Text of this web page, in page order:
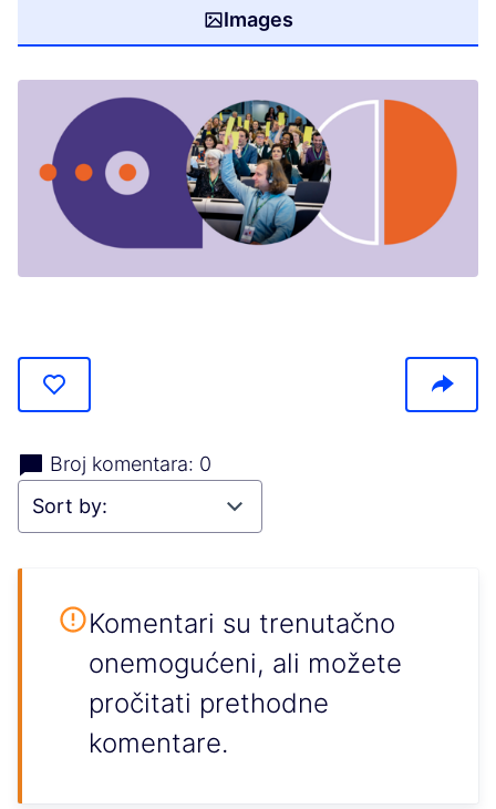
Images
Broj komentara: 0
Komentari su trenutačno
onemogućeni, ali možete
pročitati prethodne
komentare.